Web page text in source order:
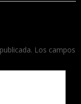
Los campos